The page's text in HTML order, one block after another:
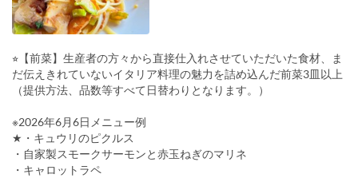
⭐︎【前菜】生産者の方々から直接仕入れさせていただいた食材、ま
だ伝えきれていないイタリア料理の魅力を詰め込んだ前菜3皿以上
（提供方法、品数等すべて日替わりとなります。）
※2026年6月6日メニュー例
★・キュウリのピクルス
・自家製スモークサーモンと赤玉ねぎのマリネ
・キャロットラペ